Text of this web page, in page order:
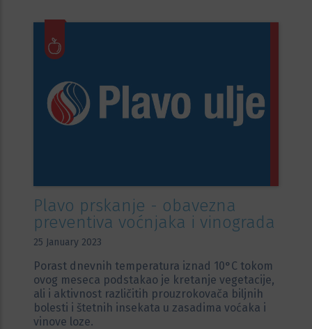
Plavo prskanje - obavezna
preventiva voćnjaka i vinograda
25 January 2023
Porast dnevnih temperatura iznad 10°C tokom
ovog meseca podstakao je kretanje vegetacije,
ali i aktivnost različitih prouzrokovača biljnih
bolesti i štetnih insekata u zasadima voćaka i
vinove loze.